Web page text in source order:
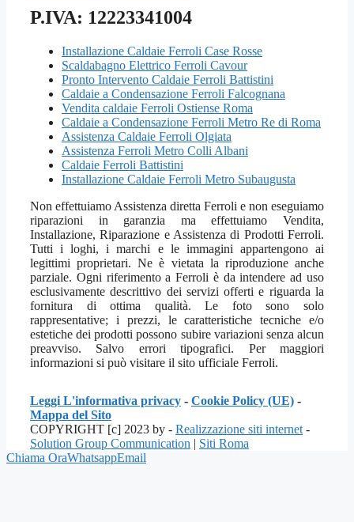
P.IVA: 12223341004
Installazione Caldaie Ferroli Case Rosse
Scaldabagno Elettrico Ferroli Cavour
Pronto Intervento Caldaie Ferroli Battistini
Caldaie a Condensazione Ferroli Falcognana
Vendita caldaie Ferroli Ostiense Roma
Caldaie a Condensazione Ferroli Metro Re di Roma
Assistenza Caldaie Ferroli Olgiata
Assistenza Ferroli Metro Colli Albani
Caldaie Ferroli Battistini
Installazione Caldaie Ferroli Metro Subaugusta
Non effettuiamo Assistenza diretta Ferroli e non eseguiamo
riparazioni in garanzia ma effettuiamo Vendita,
Installazione, Riparazione e Assistenza di Prodotti Ferroli.
Tutti i loghi, i marchi e le immagini appartengono ai
legittimi proprietari. Ne è vietata la riproduzione anche
parziale. Ogni riferimento a Ferroli è da intendere ad uso
esclusivamente descrittivo dei servizi offerti e riguarda la
fornitura di ottima qualità. Le foto sono solo
rappresentative; i prezzi, le caratteristiche tecniche e/o
estetiche dei prodotti possono subire variazioni senza alcun
preavviso. Salvo errori tipografici. Per maggiori
informazioni si può visitare il sito ufficiale Ferroli.
Leggi L'informativa privacy - Cookie Policy (UE) -
Mappa del Sito
COPYRIGHT [c] 2023 by - Realizzazione siti internet -
Solution Group Communication | Siti Roma
Chiama OraWhatsappEmail